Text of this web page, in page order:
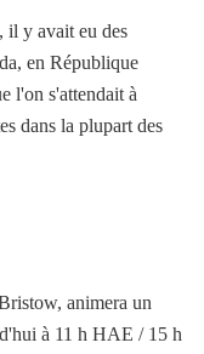
il y avait eu des
en République
l'on s'attendait à
dans la plupart des
animera un
à 11 h HAE / 15 h